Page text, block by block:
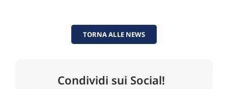
TORNA ALLE NEWS
Condividi sui Social!